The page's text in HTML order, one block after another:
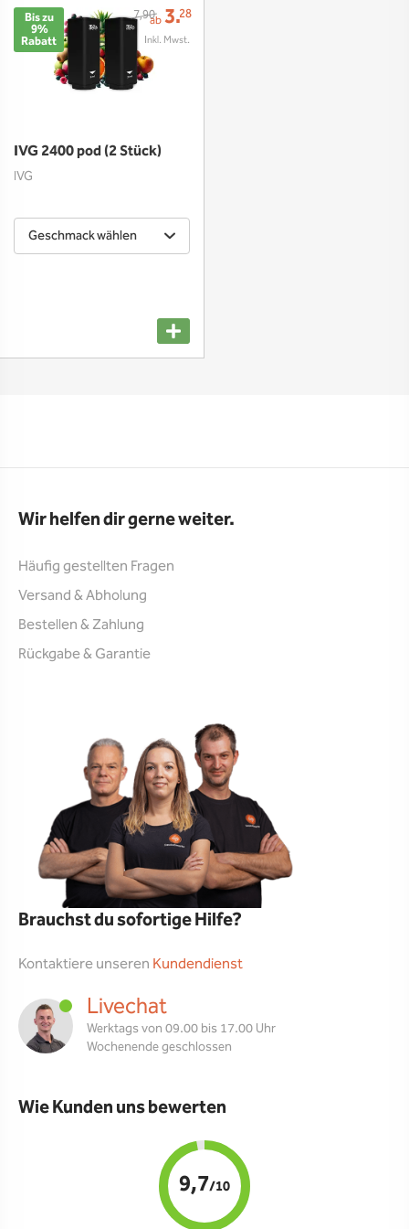
ab
7,90 3.28
Bis zu
9%
Rabatt
IVG 2400 pod (2 Stück)
IVG
Geschmack wählen
Wir helfen dir gerne weiter.
Häufig gestellten Fragen
Versand & Abholung
Bestellen & Zahlung
Rückgabe & Garantie
Brauchst du sofortige Hilfe?
Kontaktiere unseren Kundendienst
Livechat
Werktags von 09.00 bis 17.00 Uhr
Wochenende geschlossen
Wie Kunden uns bewerten
9,7/10